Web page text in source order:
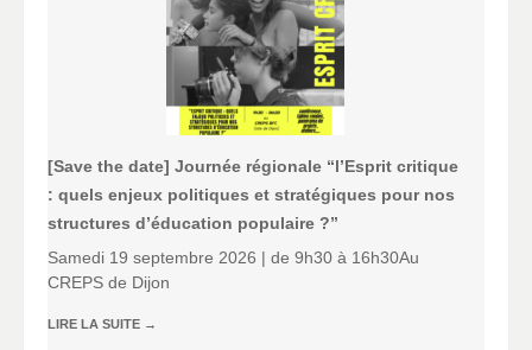
[Save the date] Journée régionale “l’Esprit critique
: quels enjeux politiques et stratégiques pour nos
structures d’éducation populaire ?”
Samedi 19 septembre 2026 | de 9h30 à 16h30Au
CREPS de Dijon
LIRE LA SUITE →